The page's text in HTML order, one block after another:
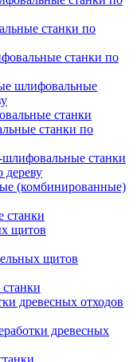
станки по
станки по
шлифовальные
станки
станки по
станки
дереву
(комбинированные)
станки
щитов
щитов
древесных отходов
древесных